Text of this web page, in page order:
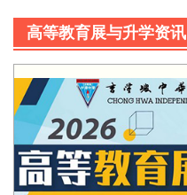
高等教育展与升学资讯